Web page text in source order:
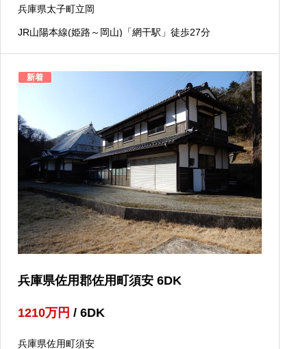
兵庫県太子町立岡
JR山陽本線(姫路～岡山)「網干駅」徒歩27分
新着
兵庫県佐用郡佐用町須安 6DK
1210万円 / 6DK
兵庫県佐用町須安